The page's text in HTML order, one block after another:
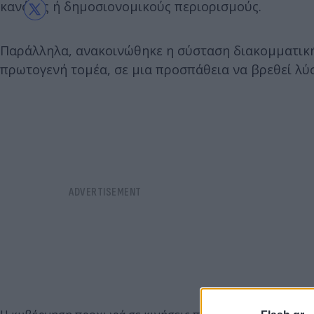
κανόνες ή δημοσιονομικούς περιορισμούς.
Παράλληλα, ανακοινώθηκε η σύσταση
πρωτογενή τομέα, σε μια προσπάθεια να βρεθεί